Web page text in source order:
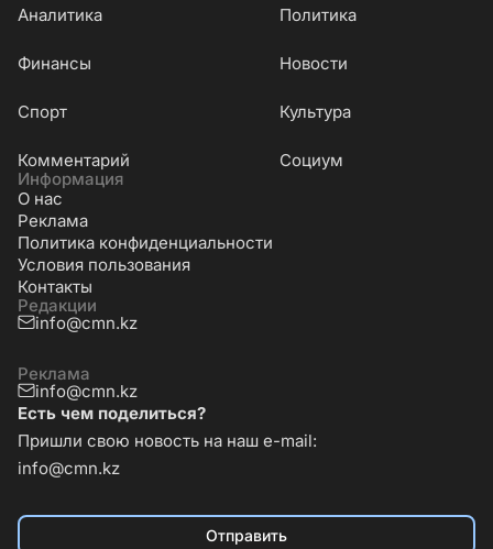
Аналитика Политика
Финансы Новости
Cпорт Культура
Комментарий
Социум
Информация
О нас
Реклама
Политика конфиденциальности
Условия пользования
Контакты
Редакции
info@cmn.kz
Реклама
info@cmn.kz
Есть чем поделиться?
Пришли свою новость на наш e-mail:
info@cmn.kz
Отправить